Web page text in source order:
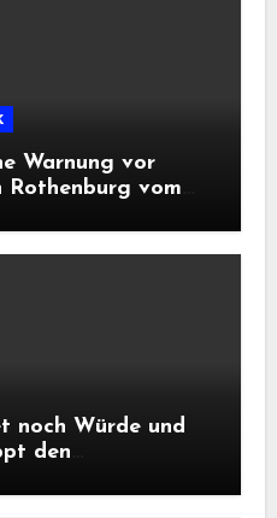
Warnung vor
vom
noch Würde und
den